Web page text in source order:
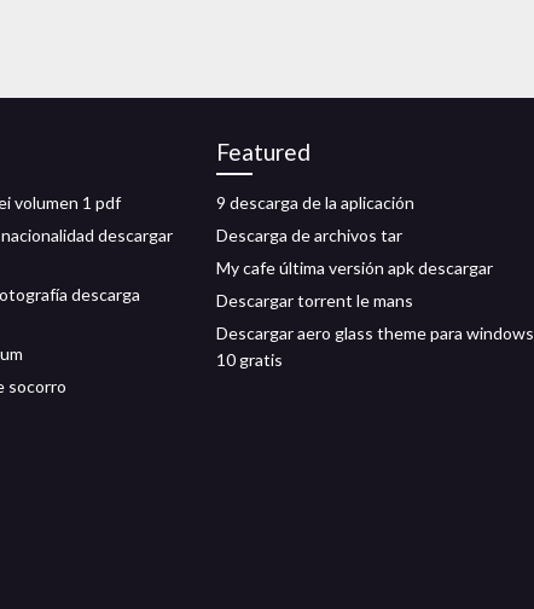
volumen 1 pdf
descargar
descarga
socorro
Featured
9 descarga de la aplicación
Descarga de archivos tar
My cafe última versión apk descargar
Descargar torrent le mans
Descargar aero glass theme para windows
10 gratis